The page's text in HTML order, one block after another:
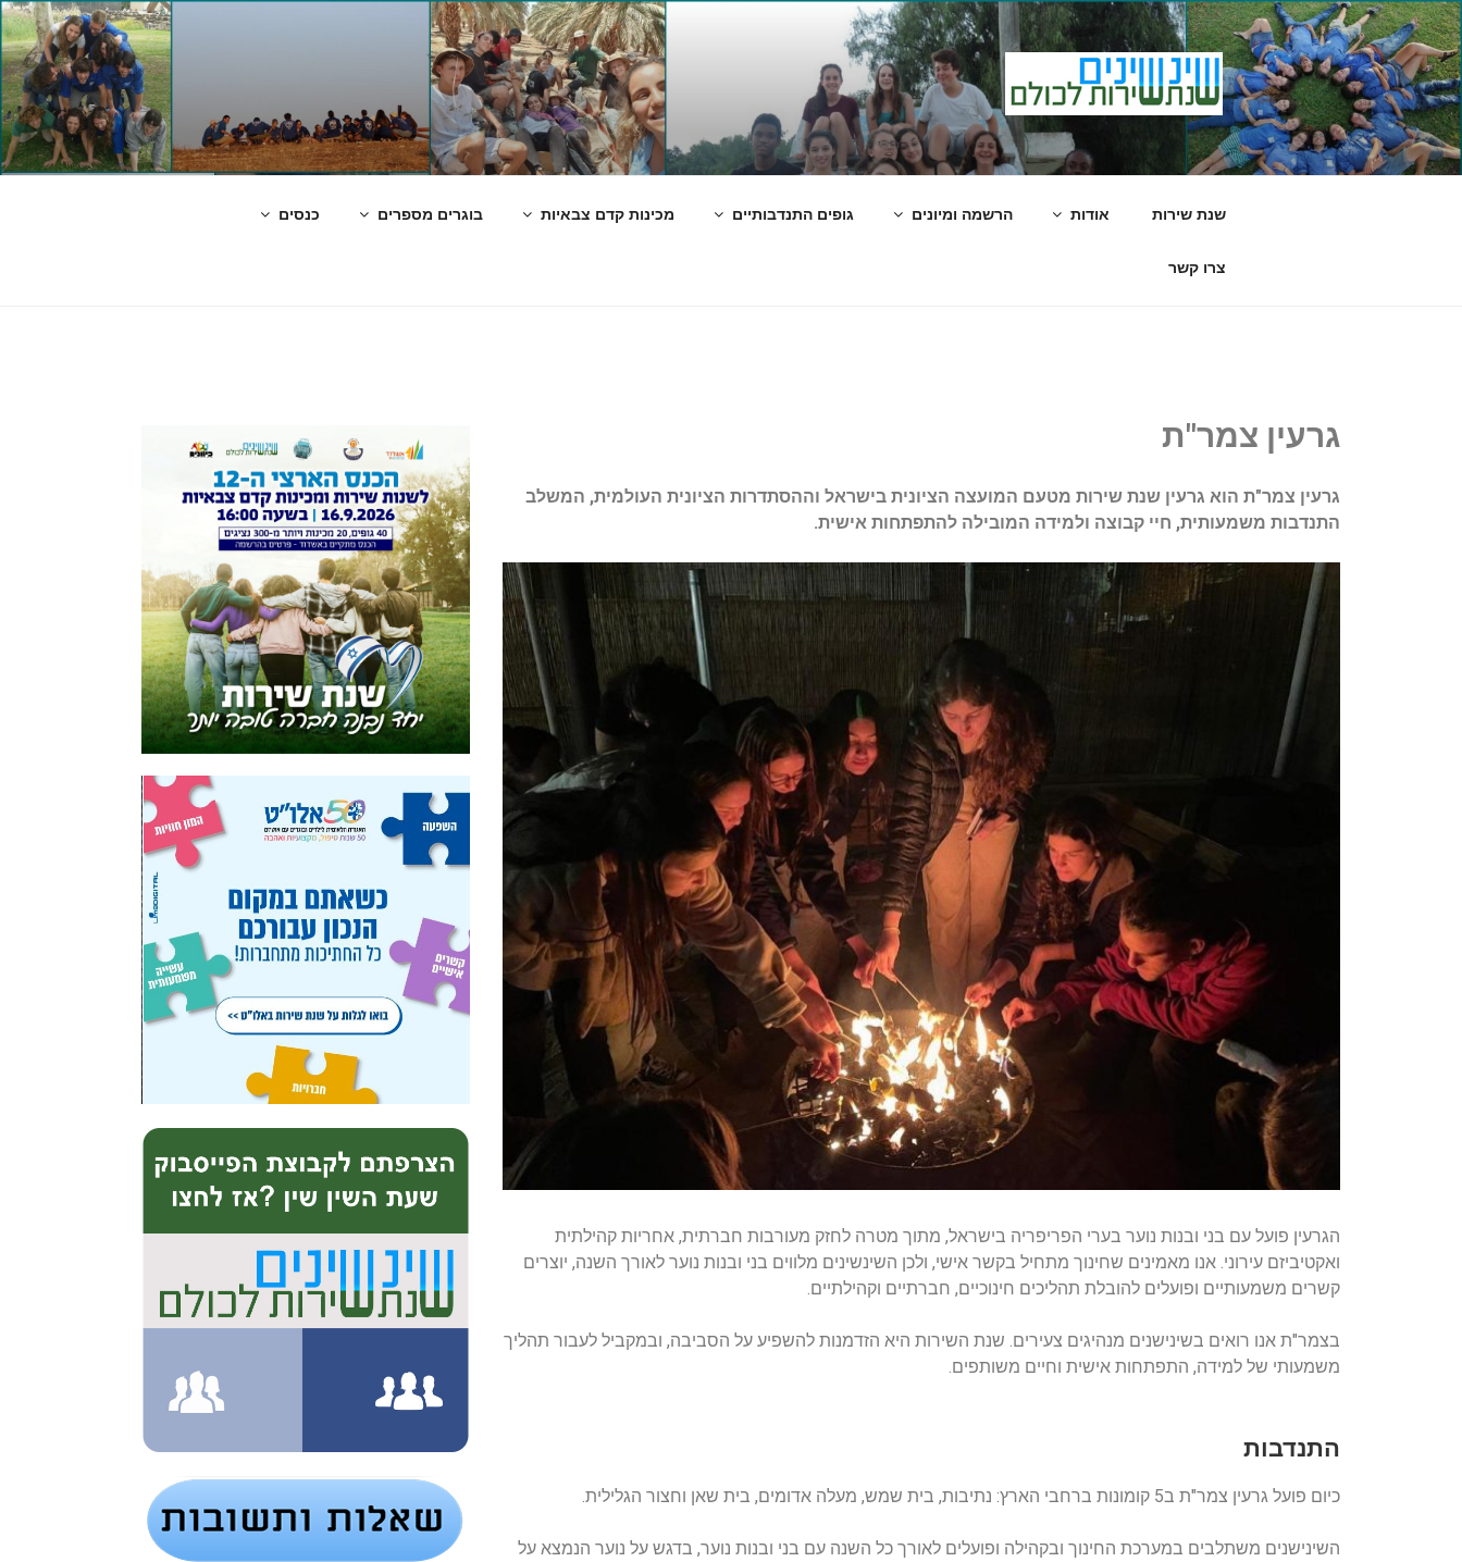
שינשינים
שנת שירות לכולם
שנת שירות אודות הרשמה ומיונים גופים התנדבותיים מכינות קדם צבאיות בוגרים מספרים כנסים
צרו קשר
גרעין צמר"ת
גרעין צמר"ת הוא גרעין שנת שירות מטעם המועצה הציונית בישראל וההסתדרות הציונית העולמית, המשלב
התנדבות משמעותית, חיי קבוצה ולמידה המובילה להתפתחות אישית.
הגרעין פועל עם בני ובנות נוער בערי הפריפריה בישראל, מתוך מטרה לחזק מעורבות חברתית, אחריות קהילתית
ואקטיביזם עירוני. אנו מאמינים שחינוך מתחיל בקשר אישי, ולכן השינשינים מלווים בני ובנות נוער לאורך השנה, יוצרים
קשרים משמעותיים ופועלים להובלת תהליכים חינוכיים, חברתיים וקהילתיים.
בצמר"ת אנו רואים בשינישנים מנהיגים צעירים. שנת השירות היא הזדמנות להשפיע על הסביבה, ובמקביל לעבור תהליך
משמעותי של למידה, התפתחות אישית וחיים משותפים.
התנדבות
כיום פועל גרעין צמר"ת ב5 קומונות ברחבי הארץ: נתיבות, בית שמש, מעלה אדומים, בית שאן וחצור הגלילית.
השינישנים משתלבים במערכת החינוך ובקהילה ופועלים לאורך כל השנה עם בני ובנות נוער, בדגש על נוער הנמצא על